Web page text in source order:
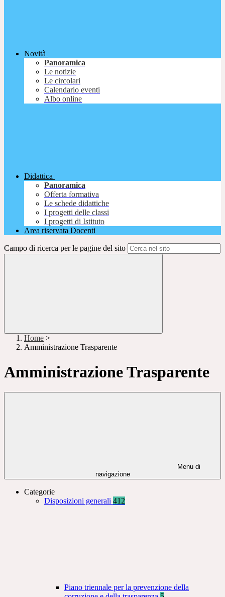
Novità
Panoramica
Le notizie
Le circolari
Calendario eventi
Albo online
Didattica
Panoramica
Offerta formativa
Le schede didattiche
I progetti delle classi
I progetti di Istituto
Area riservata Docenti
Campo di ricerca per le pagine del sito
Home >
Amministrazione Trasparente
Amministrazione Trasparente
Menu di
navigazione
Categorie
Disposizioni generali 412
Piano triennale per la prevenzione della